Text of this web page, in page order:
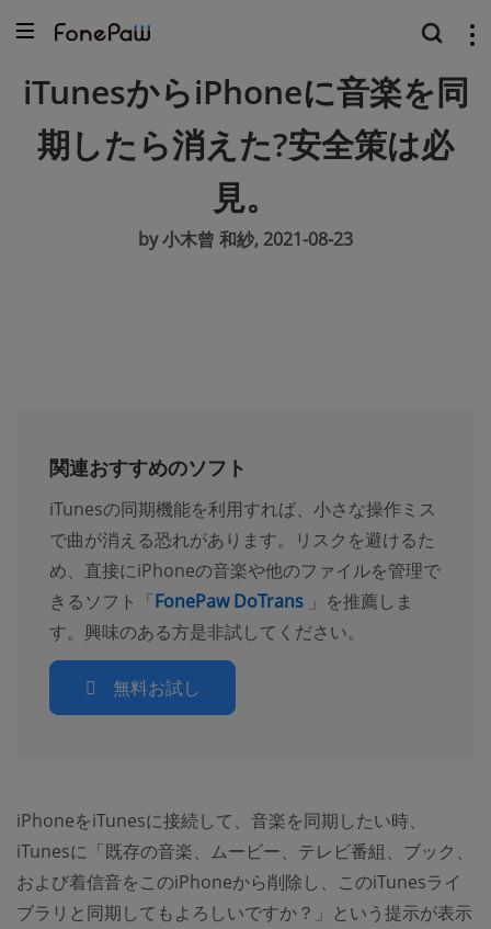
iTunesからiPhoneに音楽を同
期したら消えた?安全策は必
見。
by 小木曾 和紗, 2021-08-23
関連おすすめのソフト
iTunesの同期機能を利用すれば、小さな操作ミス
で曲が消える恐れがあります。リスクを避けるた
め、直接にiPhoneの音楽や他のファイルを管理で
きるソフト「FonePaw DoTrans 」を推薦しま
す。興味のある方是非試してください。
無料お試し
iPhoneをiTunesに接続して、音楽を同期したい時、
iTunesに「既存の音楽、ムービー、テレビ番組、ブック、
および着信音をこのiPhoneから削除し、このiTunesライ
ブラリと同期してもよろしいですか？」という提示が表示